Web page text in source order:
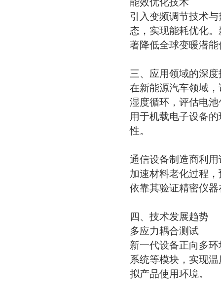
引入变频调节技术
态，实现能耗优化
著降低全球变暖潜
三、应用领域的深度
在新能源汽车领域
湿度循环，评估电
用于机载电子设备
性。
通信设备制造商利
加速材料老化过程
依靠其验证精密仪
四、技术发展趋势
多应力耦合测试
新一代设备正向多
系统等模块，实现
拟产品使用环境。